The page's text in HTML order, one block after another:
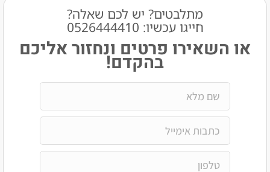
מתלבטים? יש לכם שאלה?
חייגו עכשיו: 0526444410​
פרטים ונחזור אליכם
בהקדם!